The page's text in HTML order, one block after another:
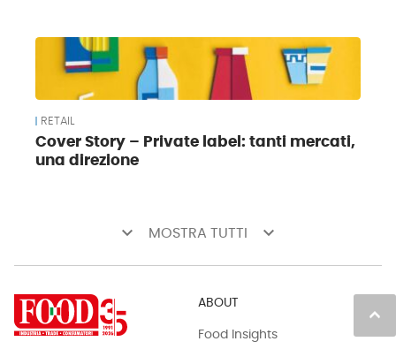
RETAIL
Cover Story – Private label: tanti mercati,
una direzione
keyboard_arrow_down MOSTRA TUTTI keyboard_arrow_down
keyboard_arrow_up
ABOUT
Food Insights